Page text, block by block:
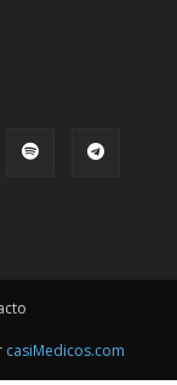
casiMedicos.com